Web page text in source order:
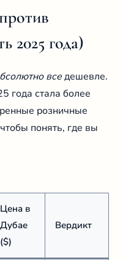
2025 года)
вседешевле.
года стала более
розничные
понять, где вы
Цена в
Дубае
($)
Вердикт